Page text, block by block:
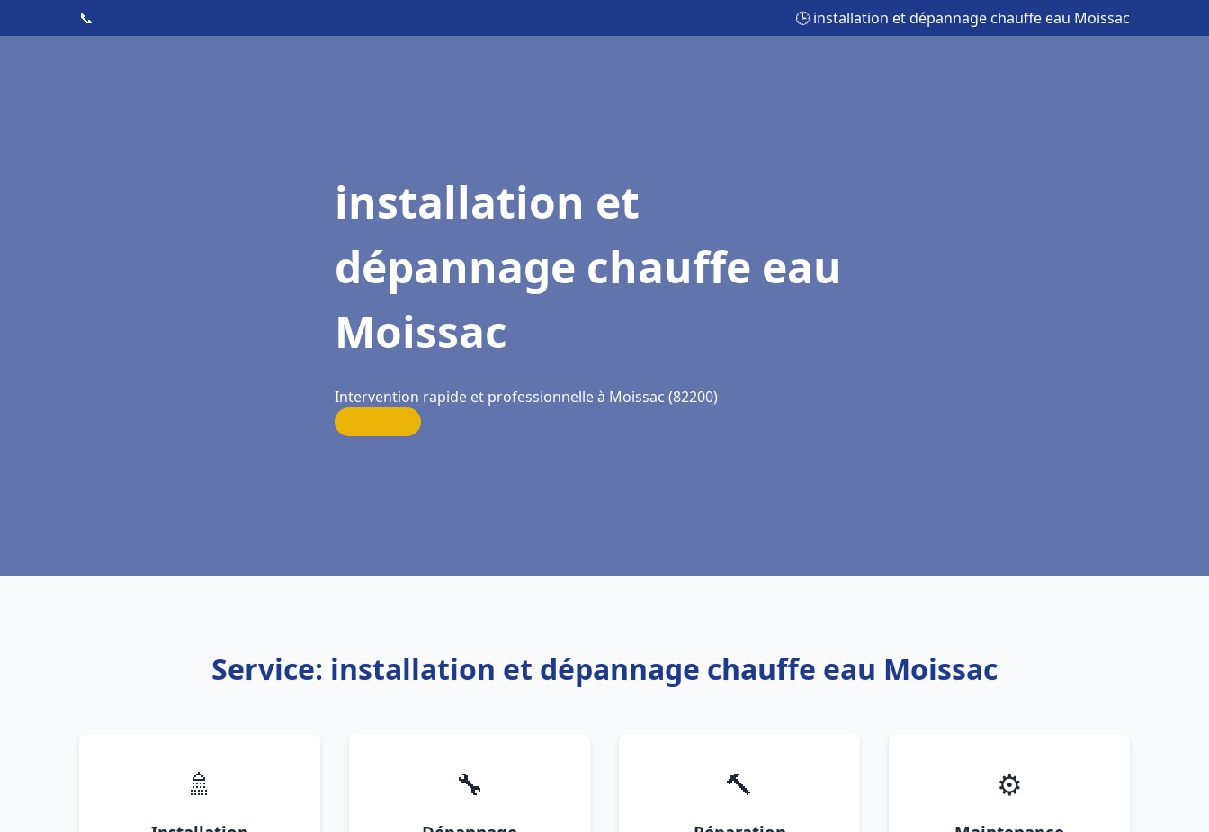
📞 🕒 installation et dépannage chauffe eau Moissac
installation et
dépannage chauffe eau
Moissac
Intervention rapide et professionnelle à Moissac (82200)
Service: installation et dépannage chauffe eau Moissac
🚿 🔧 🔨 ⚙️